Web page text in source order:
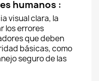
humanos :
visual clara, la
los errores
que deben
básicas, como
seguro de las